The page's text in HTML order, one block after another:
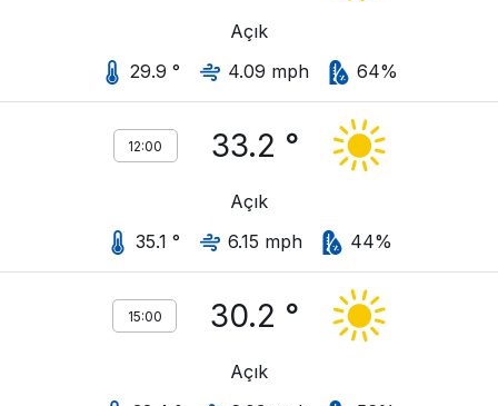
Açık
29.9 °
4.09 mph 64%
12:00 33.2 °
Açık
35.1 °
6.15 mph 44%
15:00 30.2 °
Açık